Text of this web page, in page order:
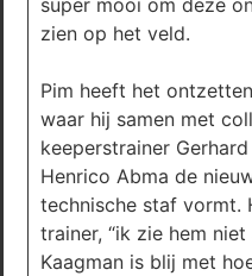
zien op het veld.
Pim heeft het
waar hij samen met
keeperstrainer
Henrico Abma de
technische staf vormt.
trainer, “ik zie hem
Kaagman is blij met